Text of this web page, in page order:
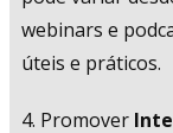
webinars e
úteis e práticos.
4. Promover